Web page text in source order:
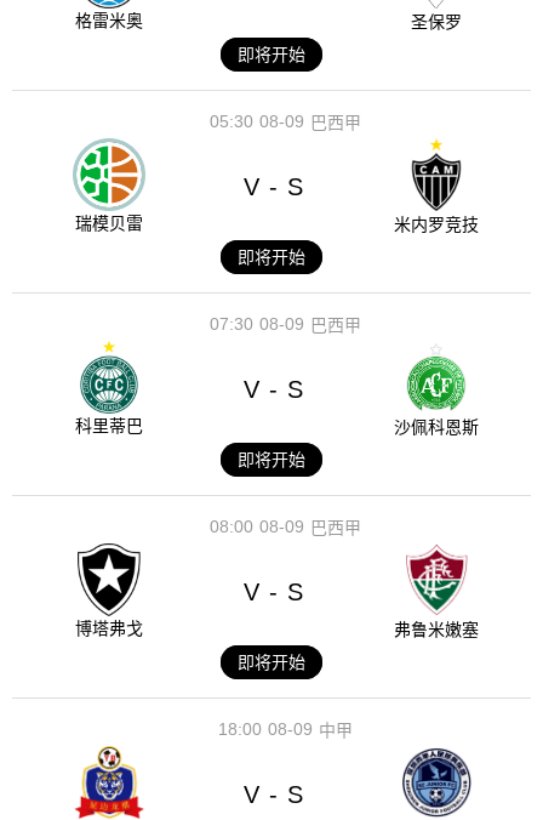
格雷米奥
圣保罗
即将开始
08-09
05:30 巴西甲
瑞模贝雷
V - S
米内罗竞技
即将开始
08-09
07:30 巴西甲
科里蒂巴
V - S
沙佩科恩斯
即将开始
08-09
08:00 巴西甲
博塔弗戈
V - S
弗鲁米嫩塞
即将开始
08-09
18:00 中甲
V - S